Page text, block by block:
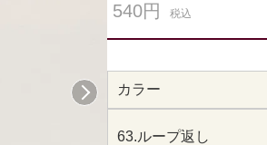
次へ
540円 税込
カラー
63.ループ返し